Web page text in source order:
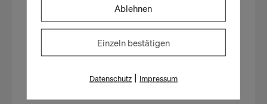
RETAIL TRENDS
Das kommt, das geht, das bleibt – weltweit!​
Ablehnen
Einzeln bestätigen
Datenschutz| Impressum